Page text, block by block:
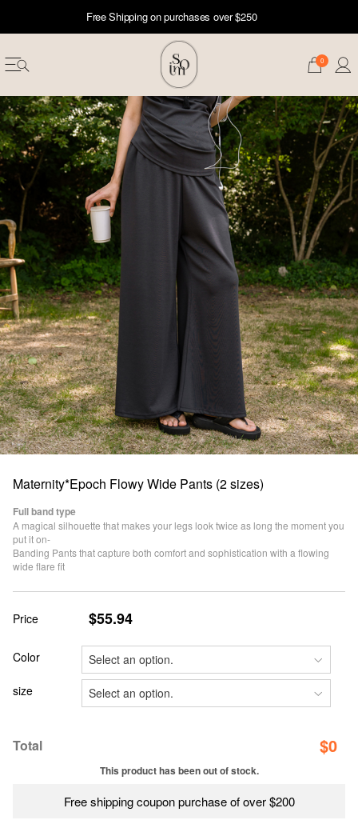
Free Shipping on purchases over $250
0
50
Maternity*Epoch Flowy Wide Pants (2 sizes)
Full band type
A magical silhouette that makes your legs look twice as long the moment you
put it on-
Banding Pants that capture both comfort and sophistication with a flowing
wide flare fit
Price $55.94
Color
size
Total $0
This product has been out of stock.
Free shipping coupon purchase of over $200